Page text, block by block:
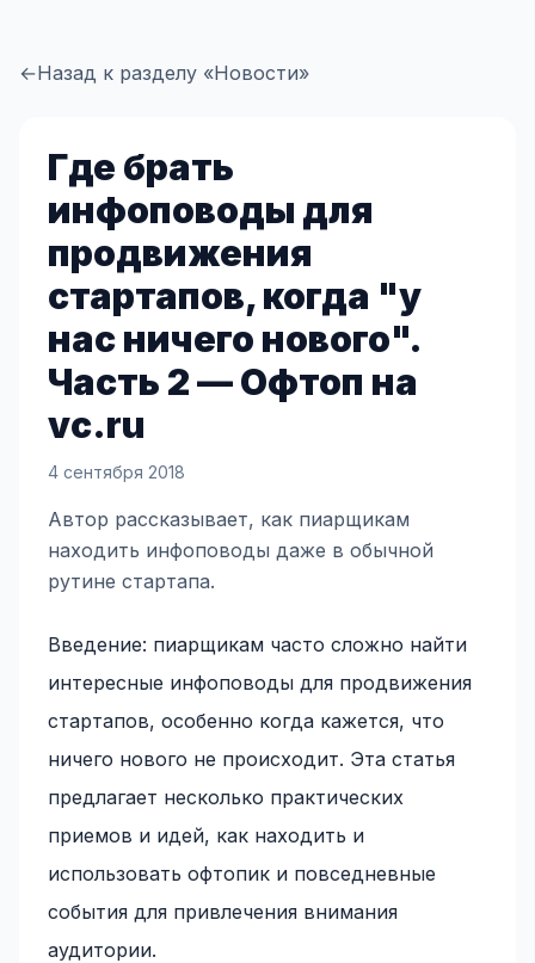
←Назад к разделу «Новости»
Где брать
инфоповоды для
продвижения
стартапов, когда "у
нас ничего нового".
Часть 2 — Офтоп на
vc.ru
4 сентября 2018
Автор рассказывает, как пиарщикам
находить инфоповоды даже в обычной
рутине стартапа.
Введение: пиарщикам часто сложно найти
интересные инфоповоды для продвижения
стартапов, особенно когда кажется, что
ничего нового не происходит. Эта статья
предлагает несколько практических
приемов и идей, как находить и
использовать офтопик и повседневные
события для привлечения внимания
аудитории.